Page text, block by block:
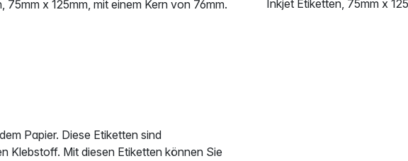
Inkjet Etiketten, 75mm x
x 125mm, mit einem Kern von 76mm.
Papier. Diese Etiketten sind
Klebstoff. Mit diesen Etiketten können Sie